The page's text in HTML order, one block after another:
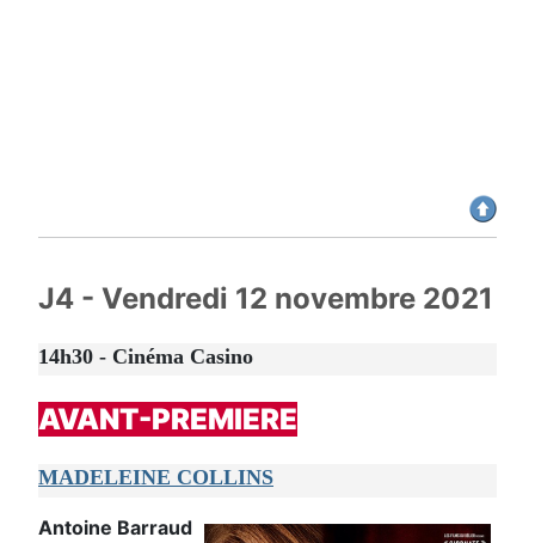
J4 - Vendredi 12 novembre 2021
14h30 - Cinéma Casino
AVANT-PREMIERE
MADELEINE COLLINS
Antoine Barraud